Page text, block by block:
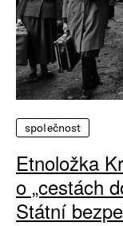
společnost
Etnoložka
o „cestách
Státní